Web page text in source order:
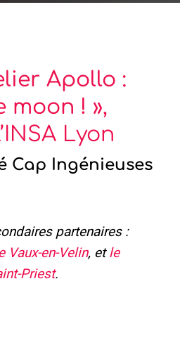
Apollo :
moon ! »,
Lyon
Cap Ingénieuses
partenaires :
Vaux-en-Velin, etle
Priest.